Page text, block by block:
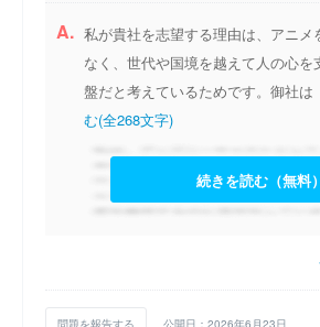
A. 私が貴社を志望する理由は、アニメ
なく、世代や国境を越えて人の心を
盤だと考えているためです。御社は
む(全268文字)
続きを読む（無料）